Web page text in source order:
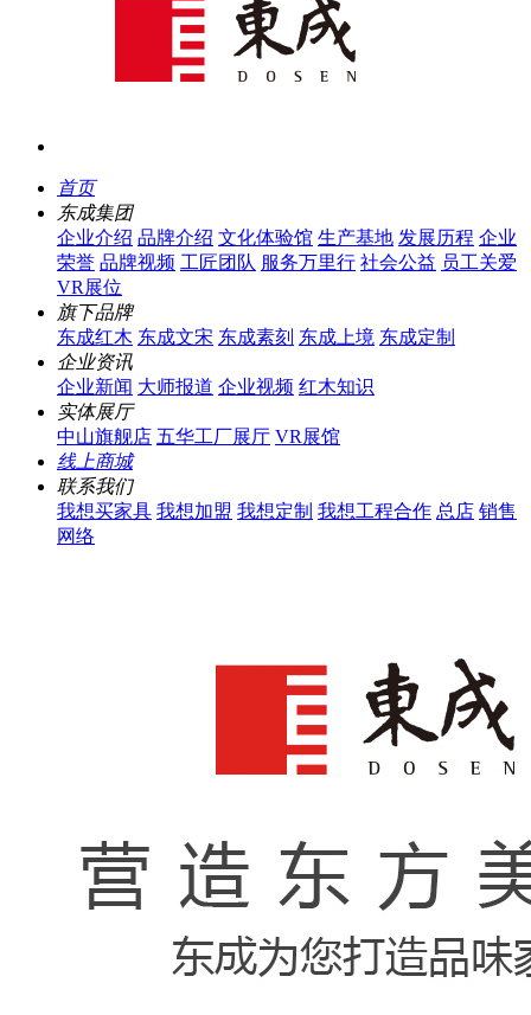
首页
东成集团
企业介绍 品牌介绍 文化体验馆 生产基地 发展历程 企业
荣誉 品牌视频 工匠团队 服务万里行 社会公益 员工关爱
VR展位
旗下品牌
东成红木 东成文宋 东成素刻 东成上境 东成定制
企业资讯
企业新闻 大师报道 企业视频 红木知识
实体展厅
中山旗舰店 五华工厂展厅 VR展馆
线上商城
联系我们
我想买家具 我想加盟 我想定制 我想工程合作 总店 销售
网络